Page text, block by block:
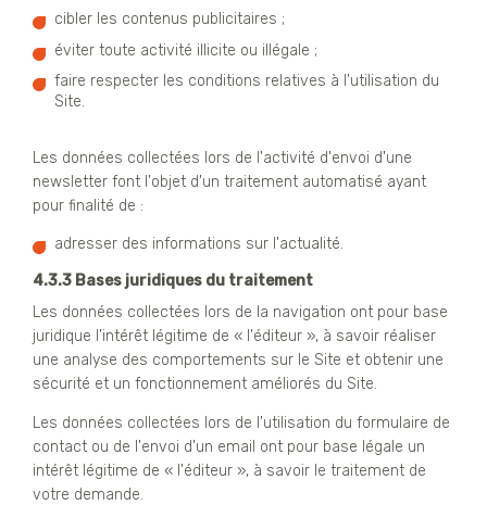
cibler les contenus publicitaires ;
éviter toute activité illicite ou illégale ;
faire respecter les conditions relatives à l'utilisation du
Site.
Les données collectées lors de l'activité d'envoi d'une
newsletter font l'objet d'un traitement automatisé ayant
pour finalité de :
adresser des informations sur l'actualité.
4.3.3 Bases juridiques du traitement
Les données collectées lors de la navigation ont pour base
juridique l'intérêt légitime de « l'éditeur », à savoir réaliser
une analyse des comportements sur le Site et obtenir une
sécurité et un fonctionnement améliorés du Site.
Les données collectées lors de l'utilisation du formulaire de
contact ou de l'envoi d'un email ont pour base légale un
intérêt légitime de « l'éditeur », à savoir le traitement de
votre demande.